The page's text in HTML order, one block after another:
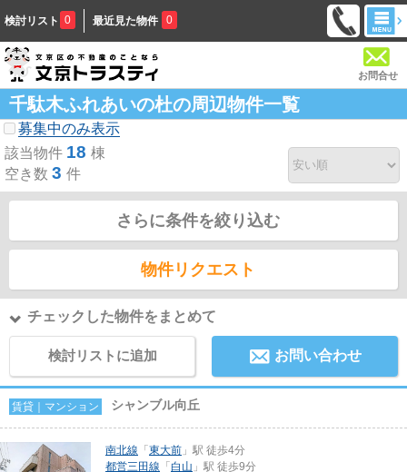
検討リスト 0 最近見た物件 0
お問合せ
千駄木ふれあいの杜の周辺物件一覧
募集中のみ表示
該当物件 18 棟
空き数 3 件
さらに条件を絞り込む
物件リクエスト
チェックした物件をまとめて
検討リストに追加 お問い合わせ
賃貸｜マンション シャンブル向丘
南北線 「 東大前 」駅 徒歩4分
都営三田線 「 白山 」駅 徒歩9分